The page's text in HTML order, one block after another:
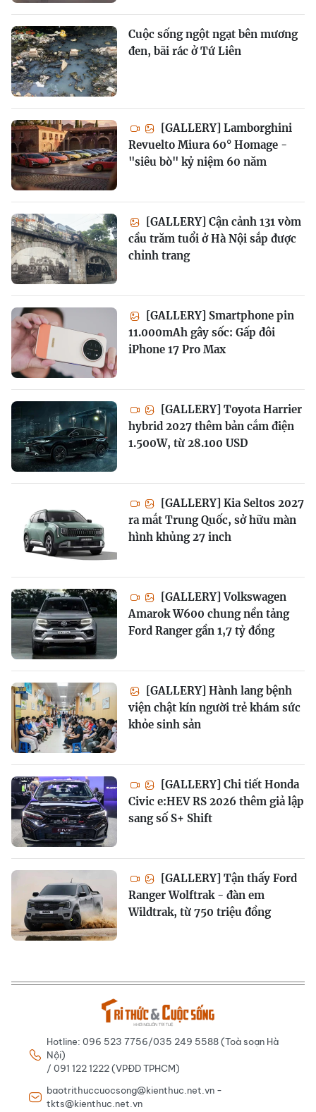
Cuộc sống ngột ngạt bên mương
đen, bãi rác ở Tứ Liên
[GALLERY] Lamborghini
Revuelto Miura 60° Homage -
"siêu bò" kỷ niệm 60 năm
[GALLERY] Cận cảnh 131 vòm
cầu trăm tuổi ở Hà Nội sắp được
chỉnh trang
[GALLERY] Smartphone pin
11.000mAh gây sốc: Gấp đôi
iPhone 17 Pro Max
[GALLERY] Toyota Harrier
hybrid 2027 thêm bản cắm điện
1.500W, từ 28.100 USD
[GALLERY] Kia Seltos 2027
ra mắt Trung Quốc, sở hữu màn
hình khủng 27 inch
[GALLERY] Volkswagen
Amarok W600 chung nền tảng
Ford Ranger gần 1,7 tỷ đồng
[GALLERY] Hành lang bệnh
viện chật kín người trẻ khám sức
khỏe sinh sản
[GALLERY] Chi tiết Honda
Civic e:HEV RS 2026 thêm giả lập
sang số S+ Shift
[GALLERY] Tận thấy Ford
Ranger Wolftrak - đàn em
Wildtrak, từ 750 triệu đồng
Hotline: 096 523 7756/035 249 5588 (Toà soạn Hà
Nội)
/ 091 122 1222 (VPĐD TPHCM)
baotrithuccuocsong@kienthuc.net.vn -
tkts@kienthuc.net.vn